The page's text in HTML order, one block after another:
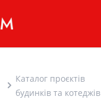
Каталог проєктів
будинків та котеджів